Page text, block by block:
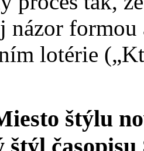
formou
lotérie
štýlu